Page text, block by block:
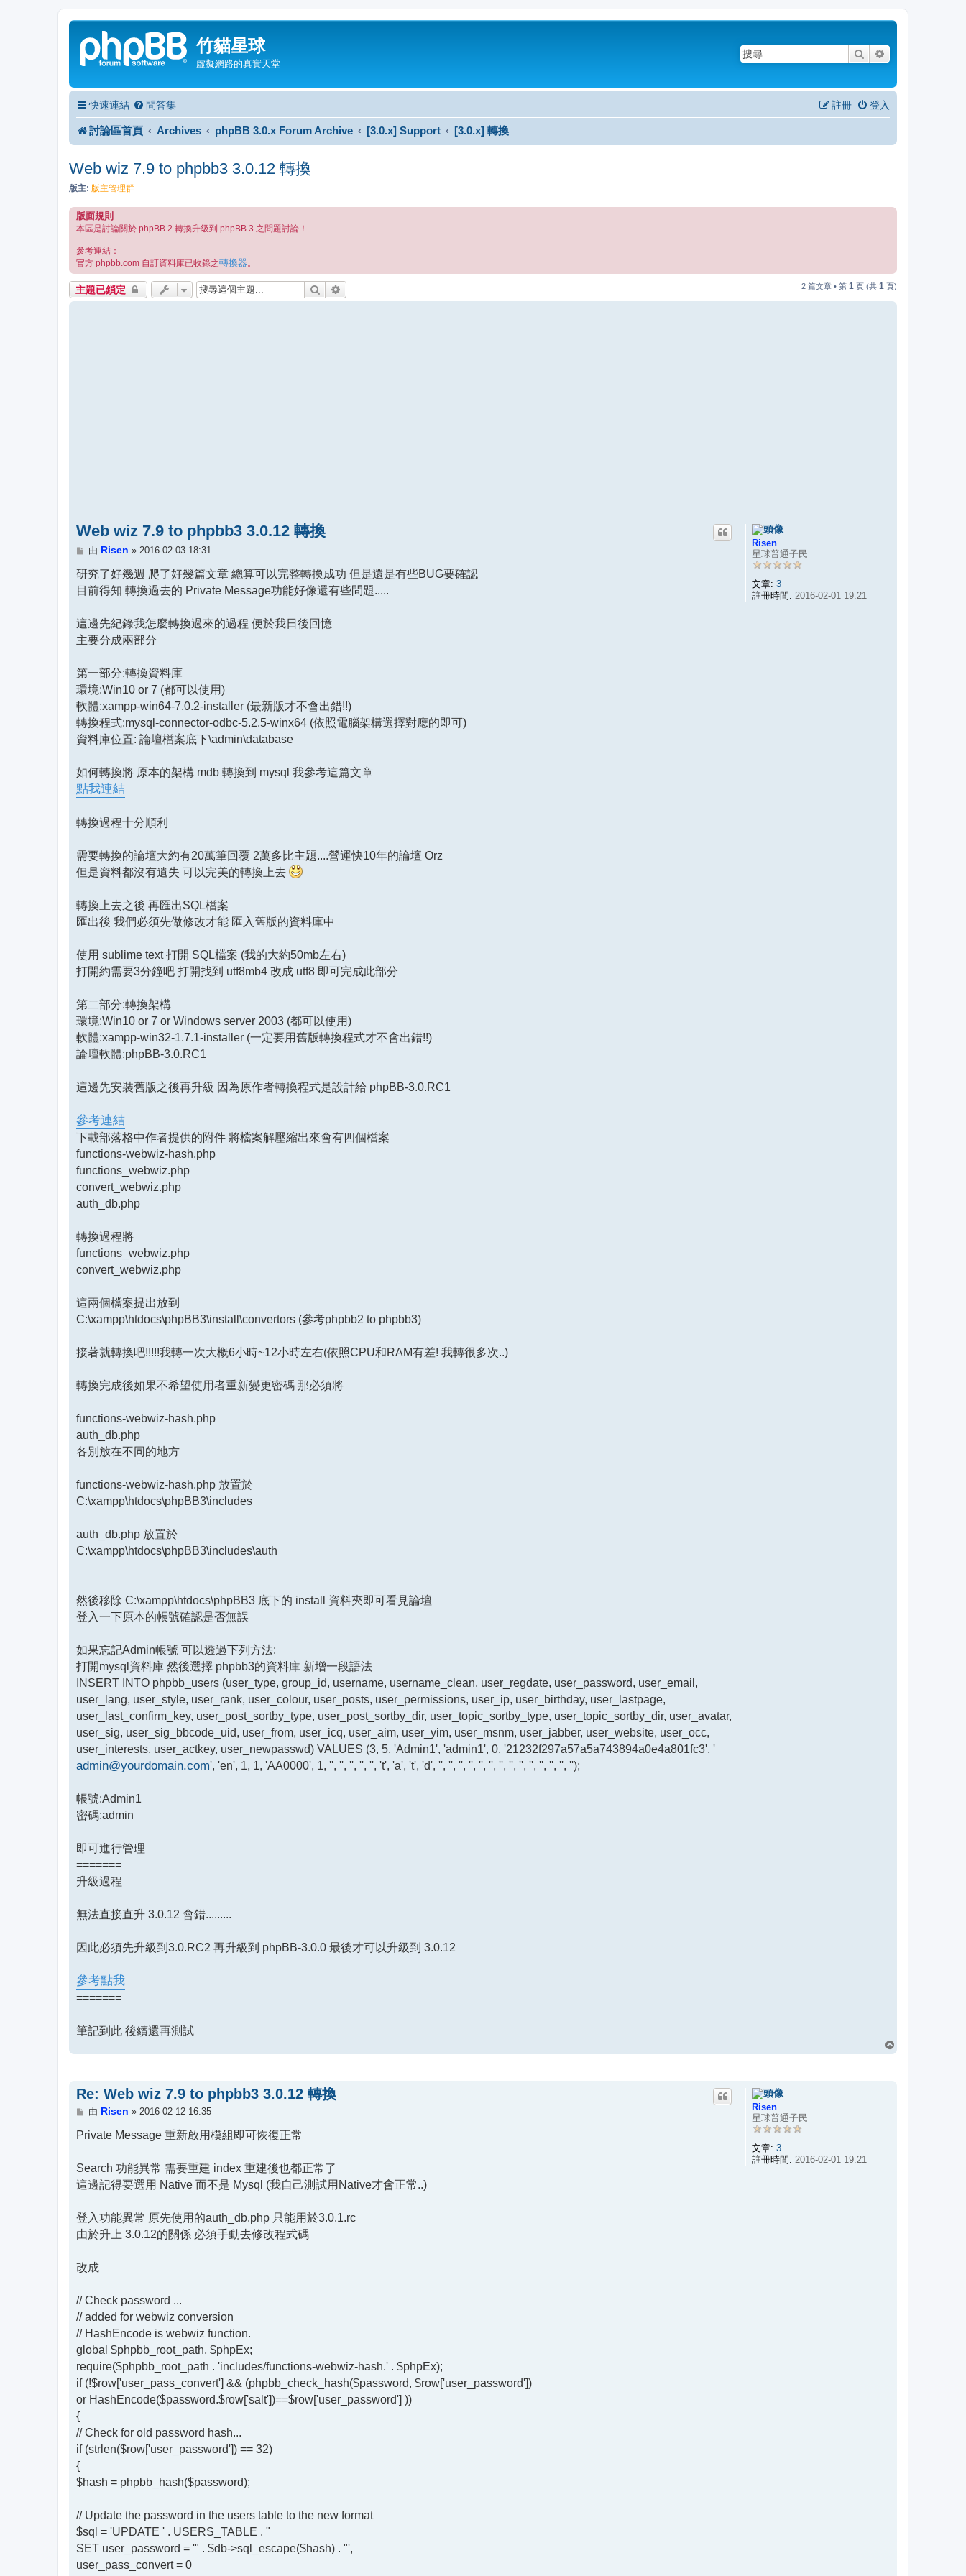
竹貓星球
虛擬網路的真實天堂
搜尋
快速連結 問答集 登入
註冊
討論區首頁 Archives phpBB 3.0.x Forum Archive [3.0.x] Support [3.0.x] 轉換
Web wiz 7.9 to phpbb3 3.0.12 轉換
版主: 版主管理群
版面規則
本區是討論關於 phpBB 2 轉換升級到 phpBB 3 之問題討論！
參考連結：
官方 phpbb.com 自訂資料庫已收錄之轉換器 。
主題已鎖定 搜尋 2 篇文章 • 第 1 頁 (共 1 頁)
Risen
星球普通子民
文章: 3
註冊時間: 2016-02-01 19:21
Web wiz 7.9 to phpbb3 3.0.12 轉換
文
由 Risen » 2016-02-03 18:31
研究了好幾週 爬了好幾篇文章 總算可以完整轉換成功 但是還是有些BUG要確認
目前得知 轉換過去的 Private Message功能好像還有些問題.....
這邊先紀錄我怎麼轉換過來的過程 便於我日後回憶
主要分成兩部分
第一部分:轉換資料庫
環境:Win10 or 7 (都可以使用)
軟體:xampp-win64-7.0.2-installer (最新版才不會出錯!!)
轉換程式:mysql-connector-odbc-5.2.5-winx64 (依照電腦架構選擇對應的即可)
資料庫位置: 論壇檔案底下\admin\database
如何轉換將 原本的架構 mdb 轉換到 mysql 我參考這篇文章
點我連結
轉換過程十分順利
需要轉換的論壇大約有20萬筆回覆 2萬多比主題....營運快10年的論壇 Orz
但是資料都沒有遺失 可以完美的轉換上去
轉換上去之後 再匯出SQL檔案
匯出後 我們必須先做修改才能 匯入舊版的資料庫中
使用 sublime text 打開 SQL檔案 (我的大約50mb左右)
打開約需要3分鐘吧 打開找到 utf8mb4 改成 utf8 即可完成此部分
第二部分:轉換架構
環境:Win10 or 7 or Windows server 2003 (都可以使用)
軟體:xampp-win32-1.7.1-installer (一定要用舊版轉換程式才不會出錯!!)
論壇軟體:phpBB-3.0.RC1
這邊先安裝舊版之後再升級 因為原作者轉換程式是設計給 phpBB-3.0.RC1
參考連結
下載部落格中作者提供的附件 將檔案解壓縮出來會有四個檔案
functions-webwiz-hash.php
functions_webwiz.php
convert_webwiz.php
auth_db.php
轉換過程將
functions_webwiz.php
convert_webwiz.php
這兩個檔案提出放到
C:\xampp\htdocs\phpBB3\install\convertors (參考phpbb2 to phpbb3)
接著就轉換吧!!!!!我轉一次大概6小時~12小時左右(依照CPU和RAM有差! 我轉很多次..)
轉換完成後如果不希望使用者重新變更密碼 那必須將
functions-webwiz-hash.php
auth_db.php
各別放在不同的地方
functions-webwiz-hash.php 放置於
C:\xampp\htdocs\phpBB3\includes
auth_db.php 放置於
C:\xampp\htdocs\phpBB3\includes\auth
然後移除 C:\xampp\htdocs\phpBB3 底下的 install 資料夾即可看見論壇
登入一下原本的帳號確認是否無誤
如果忘記Admin帳號 可以透過下列方法:
打開mysql資料庫 然後選擇 phpbb3的資料庫 新增一段語法
INSERT INTO phpbb_users (user_type, group_id, username, username_clean, user_regdate, user_password, user_email,
user_lang, user_style, user_rank, user_colour, user_posts, user_permissions, user_ip, user_birthday, user_lastpage,
user_last_confirm_key, user_post_sortby_type, user_post_sortby_dir, user_topic_sortby_type, user_topic_sortby_dir, user_avatar,
user_sig, user_sig_bbcode_uid, user_from, user_icq, user_aim, user_yim, user_msnm, user_jabber, user_website, user_occ,
user_interests, user_actkey, user_newpasswd) VALUES (3, 5, 'Admin1', 'admin1', 0, '21232f297a57a5a743894a0e4a801fc3', '
admin@yourdomain.com', 'en', 1, 1, 'AA0000', 1, '', '', '', '', '', 't', 'a', 't', 'd', '', '', '', '', '', '', '', '', '', '', '', '', '', '');
帳號:Admin1
密碼:admin
即可進行管理
=======
升級過程
無法直接直升 3.0.12 會錯.........
因此必須先升級到3.0.RC2 再升級到 phpBB-3.0.0 最後才可以升級到 3.0.12
參考點我
=======
筆記到此 後續還再測試
Risen
星球普通子民
文章: 3
註冊時間: 2016-02-01 19:21
Re: Web wiz 7.9 to phpbb3 3.0.12 轉換
文
由 Risen » 2016-02-12 16:35
Private Message 重新啟用模組即可恢復正常
Search 功能異常 需要重建 index 重建後也都正常了
這邊記得要選用 Native 而不是 Mysql (我自己測試用Native才會正常..)
登入功能異常 原先使用的auth_db.php 只能用於3.0.1.rc
由於升上 3.0.12的關係 必須手動去修改程式碼
改成
// Check password ...
// added for webwiz conversion
// HashEncode is webwiz function.
global $phpbb_root_path, $phpEx;
require($phpbb_root_path . 'includes/functions-webwiz-hash.' . $phpEx);
if (!$row['user_pass_convert'] && (phpbb_check_hash($password, $row['user_password'])
or HashEncode($password.$row['salt'])==$row['user_password'] ))
{
// Check for old password hash...
if (strlen($row['user_password']) == 32)
{
$hash = phpbb_hash($password);
// Update the password in the users table to the new format
$sql = 'UPDATE ' . USERS_TABLE . "
SET user_password = '" . $db->sql_escape($hash) . "',
user_pass_convert = 0